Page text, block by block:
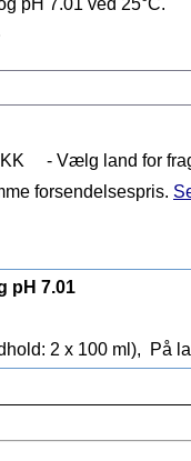
pH 7.01 ved 25°C.
- Vælg land for
forsendelsespris.
pH 7.01
2 x 100 ml), På